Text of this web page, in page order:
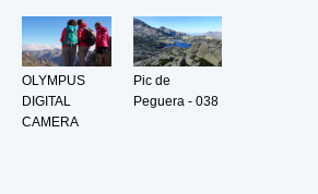
OLYMPUS
DIGITAL
CAMERA
Pic de
Peguera - 038